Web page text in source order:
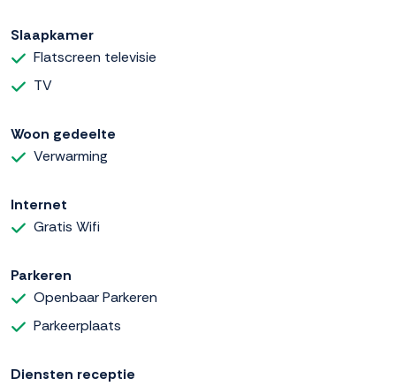
Slaapkamer
Flatscreen televisie
TV
Woon gedeelte
Verwarming
Internet
Gratis Wifi
Parkeren
Openbaar Parkeren
Parkeerplaats
Diensten receptie